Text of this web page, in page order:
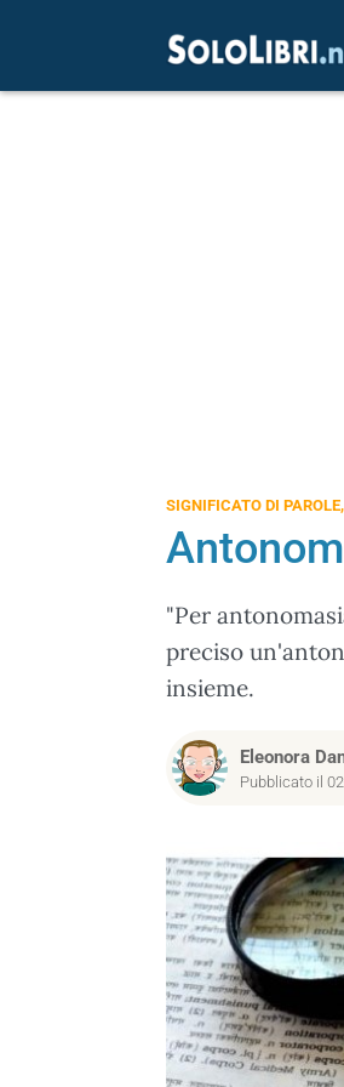
SIGNIFICATO DI
"Per
preciso
insieme.
Eleonora
Pubblicato il